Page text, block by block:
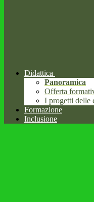
Didattica
Panoramica
Offerta
I progetti delle
Formazione
Inclusione